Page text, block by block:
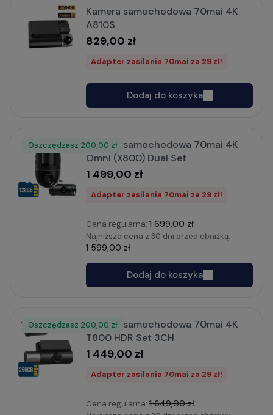
Kamera samochodowa 70mai 4K
A810S
829,00 zł
Adapter zasilania 70mai za 29 zł!
Dodaj do koszyka
Kamera samochodowa 70mai 4K
Omni (X800) Dual Set
1 499,00 zł
Adapter zasilania 70mai za 29 zł!
Oszczędzasz 200,00 zł
Cena regularna: 1 699,00 zł
Najniższa cena z 30 dni przed obniżką:
1 599,00 zł
Dodaj do koszyka
Rabat
Kamera samochodowa 70mai 4K
T800 HDR Set 3CH
1 449,00 zł
Adapter zasilania 70mai za 29 zł!
Oszczędzasz 200,00 zł
Cena regularna: 1 649,00 zł
Rabat